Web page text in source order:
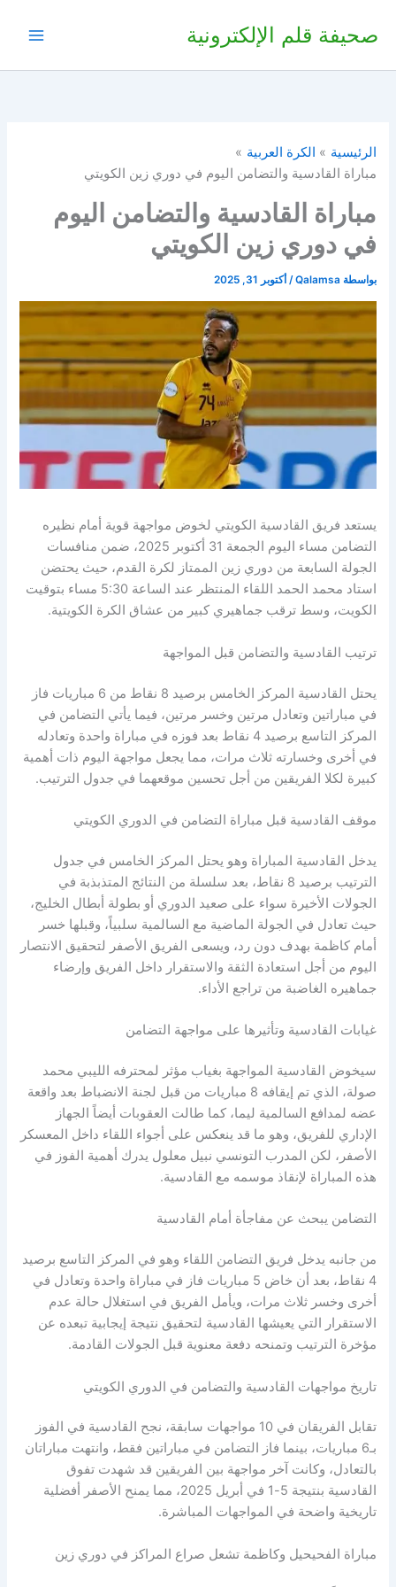
صحيفة قلم الإلكترونية
الرئيسية
الكرة العربية
مباراة القادسية والتضامن اليوم في دوري زين الكويتي
مباراة القادسية والتضامن اليوم
في دوري زين الكويتي
بواسطة Qalamsa
/ أكتوبر 31, 2025
يستعد فريق القادسية الكويتي لخوض مواجهة قوية أمام نظيره
التضامن مساء اليوم الجمعة 31 أكتوبر 2025، ضمن منافسات
الجولة السابعة من دوري زين الممتاز لكرة القدم، حيث يحتضن
استاد محمد الحمد اللقاء المنتظر عند الساعة 5:30 مساء بتوقيت
الكويت، وسط ترقب جماهيري كبير من عشاق الكرة الكويتية.
ترتيب القادسية والتضامن قبل المواجهة
يحتل القادسية المركز الخامس برصيد 8 نقاط من 6 مباريات فاز
في مباراتين وتعادل مرتين وخسر مرتين، فيما يأتي التضامن في
المركز التاسع برصيد 4 نقاط بعد فوزه في مباراة واحدة وتعادله
في أخرى وخسارته ثلاث مرات، مما يجعل مواجهة اليوم ذات أهمية
كبيرة لكلا الفريقين من أجل تحسين موقعهما في جدول الترتيب.
موقف القادسية قبل مباراة التضامن في الدوري الكويتي
يدخل القادسية المباراة وهو يحتل المركز الخامس في جدول
الترتيب برصيد 8 نقاط، بعد سلسلة من النتائج المتذبذبة في
الجولات الأخيرة سواء على صعيد الدوري أو بطولة أبطال الخليج،
حيث تعادل في الجولة الماضية مع السالمية سلبياً، وقبلها خسر
أمام كاظمة بهدف دون رد، ويسعى الفريق الأصفر لتحقيق الانتصار
اليوم من أجل استعادة الثقة والاستقرار داخل الفريق وإرضاء
جماهيره الغاضبة من تراجع الأداء.
غيابات القادسية وتأثيرها على مواجهة التضامن
سيخوض القادسية المواجهة بغياب مؤثر لمحترفه الليبي محمد
صولة، الذي تم إيقافه 8 مباريات من قبل لجنة الانضباط بعد واقعة
عضه لمدافع السالمية ليما، كما طالت العقوبات أيضاً الجهاز
الإداري للفريق، وهو ما قد ينعكس على أجواء اللقاء داخل المعسكر
الأصفر، لكن المدرب التونسي نبيل معلول يدرك أهمية الفوز في
هذه المباراة لإنقاذ موسمه مع القادسية.
التضامن يبحث عن مفاجأة أمام القادسية
من جانبه يدخل فريق التضامن اللقاء وهو في المركز التاسع برصيد
4 نقاط، بعد أن خاض 5 مباريات فاز في مباراة واحدة وتعادل في
أخرى وخسر ثلاث مرات، ويأمل الفريق في استغلال حالة عدم
الاستقرار التي يعيشها القادسية لتحقيق نتيجة إيجابية تبعده عن
مؤخرة الترتيب وتمنحه دفعة معنوية قبل الجولات القادمة.
تاريخ مواجهات القادسية والتضامن في الدوري الكويتي
تقابل الفريقان في 10 مواجهات سابقة، نجح القادسية في الفوز
بـ6 مباريات، بينما فاز التضامن في مباراتين فقط، وانتهت مباراتان
بالتعادل، وكانت آخر مواجهة بين الفريقين قد شهدت تفوق
القادسية بنتيجة 5-1 في أبريل 2025، مما يمنح الأصفر أفضلية
تاريخية واضحة في المواجهات المباشرة.
مباراة الفحيحيل وكاظمة تشعل صراع المراكز في دوري زين